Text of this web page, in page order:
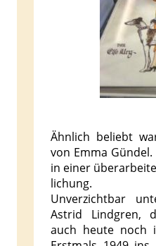
Ähnlich beliebt
von Emma
in einer
lichung.
Unverzichtbar
Astrid Lindgren,
auch heute noch